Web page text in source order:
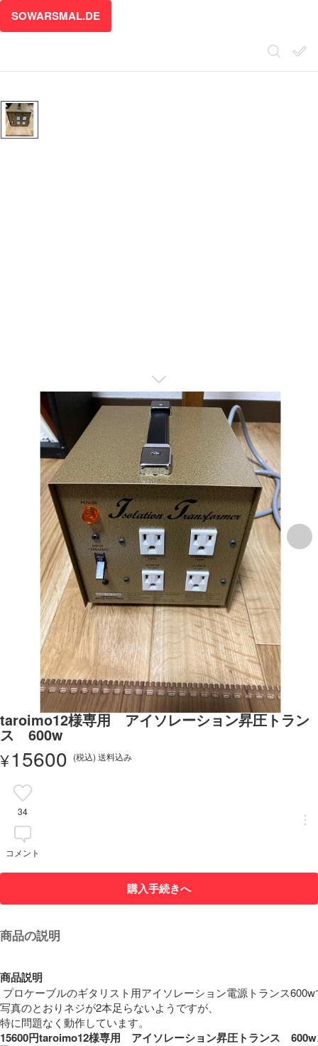
SOWARSMAL.DE
taroimo12様専用 アイソレーション昇圧トラン
ス 600w
¥15600 (税込) 送料込み
34
コメント
購入手続きへ
商品の説明
商品説明
プロケーブルのギタリスト用アイソレーション電源トランス
写真のとおりネジが2本足らないようですが、
15600円taroimo12様専用　アイソレーション昇圧トランス　